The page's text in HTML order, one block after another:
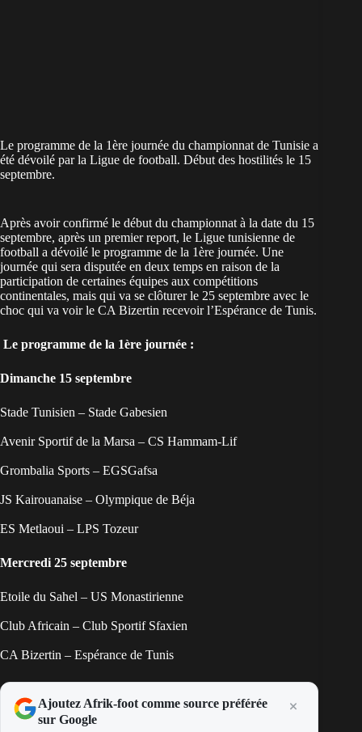
Le programme de la 1ère journée du championnat de Tunisie a
été dévoilé par la Ligue de football. Début des hostilités le 15
septembre.
Après avoir confirmé le début du championnat à la date du 15
septembre, après un premier report, le Ligue tunisienne de
football a dévoilé le programme de la 1ère journée. Une
journée qui sera disputée en deux temps en raison de la
participation de certaines équipes aux compétitions
continentales, mais qui va se clôturer le 25 septembre avec le
choc qui va voir le CA Bizertin recevoir l’Espérance de Tunis.
Le programme de la 1ère journée :
Dimanche 15 septembre
Stade Tunisien – Stade Gabesien
Avenir Sportif de la Marsa – CS Hammam-Lif
Grombalia Sports – EGSGafsa
JS Kairouanaise – Olympique de Béja
ES Metlaoui – LPS Tozeur
Mercredi 25 septembre
Etoile du Sahel – US Monastirienne
Club Africain – Club Sportif Sfaxien
CA Bizertin – Espérance de Tunis
Ajoutez Afrik-foot comme source préférée
sur Google